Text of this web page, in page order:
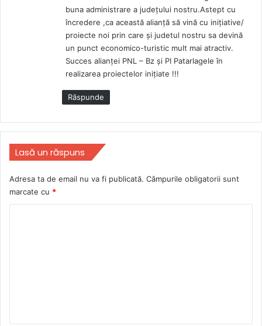
e
:
buna administrare a județului nostru.Astept cu
încredere ,ca această alianță să vină cu inițiative/
proiecte noi prin care și judetul nostru sa devină
un punct economico-turistic mult mai atractiv.
Succes alianței PNL – Bz și PI Patarlagele în
realizarea proiectelor inițiate !!!
Răspunde
Lasă un răspuns
Adresa ta de email nu va fi publicată. Câmpurile obligatorii sunt
marcate cu *